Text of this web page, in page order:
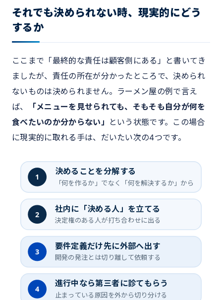
それでも決められない時、現実的にどう
するか
ここまで「最終的な責任は顧客側にある」と書いてき
ましたが、責任の所在が分かったところで、決められ
ないものは決められません。ラーメン屋の例で言え
ば、
「メニューを見せられても、そもそも自分が何を
食べたいのか分からない」
という状態です。この場合
に現実的に取れる手は、だいたい次の4つです。
1
決めることを分解する
「何を作るか」でなく「何を解決するか」から
2
社内に「決める人」を立てる
決定権のある人が打ち合わせに出る
3
要件定義だけ先に外部へ出す
開発の発注とは切り離して依頼する
4
進行中なら第三者に診てもらう
止まっている原因を外から切り分ける